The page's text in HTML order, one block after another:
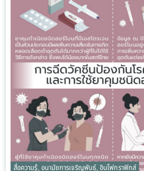
สื่อความรู้, อนามัยการเจริญพันธุ์,อินโฟกราฟิกส์